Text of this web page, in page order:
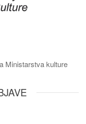
Ministarstva kulture